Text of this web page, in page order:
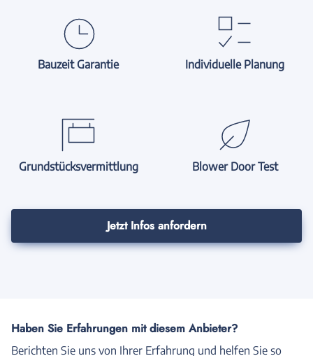
Bauzeit Garantie Individuelle Planung
Grundstücksvermittlung Blower Door Test
Jetzt Infos anfordern
Haben Sie Erfahrungen mit diesem Anbieter?
Berichten Sie uns von Ihrer Erfahrung und helfen Sie so